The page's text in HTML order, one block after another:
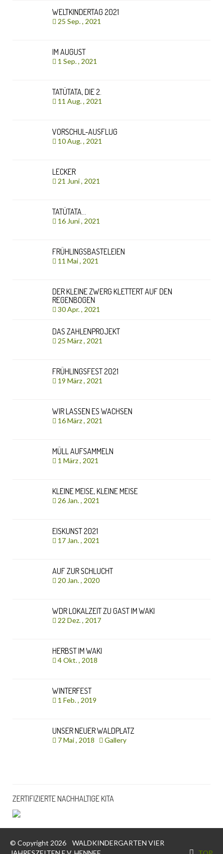
WELTKINDERTAG 2021
25 Sep. , 2021
IM AUGUST
1 Sep. , 2021
TATÜTATA, DIE 2.
11 Aug. , 2021
VORSCHUL-AUSFLUG
10 Aug. , 2021
LECKER
21 Juni , 2021
TATÜTATA…
16 Juni , 2021
FRÜHLINGSBASTELEIEN
11 Mai , 2021
DER KLEINE ZWERG KLETTERT AUF DEN
REGENBOGEN
30 Apr. , 2021
DAS ZAHLENPROJEKT
25 März , 2021
FRÜHLINGSFEST 2021
19 März , 2021
WIR LASSEN ES WACHSEN
16 März , 2021
MÜLL AUFSAMMELN
1 März , 2021
KLEINE MEISE, KLEINE MEISE
26 Jan. , 2021
EISKUNST 2021
17 Jan. , 2021
AUF ZUR SCHLUCHT
20 Jan. , 2020
WDR LOKALZEIT ZU GAST IM WAKI
22 Dez. , 2017
HERBST IM WAKI
4 Okt. , 2018
WINTERFEST
1 Feb. , 2019
UNSER NEUER WALDPLATZ
7 Mai , 2018 Gallery
ZERTIFIZIERTE NACHHALTIGE KITA
© Copyright 2026 WALDKINDERGARTEN VIER